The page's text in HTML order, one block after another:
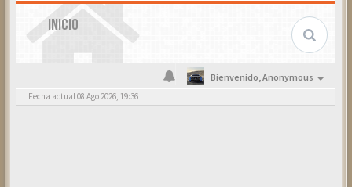
INICIO
Bienvenido,Anonymous
Fecha actual 08 Ago 2026, 19:36